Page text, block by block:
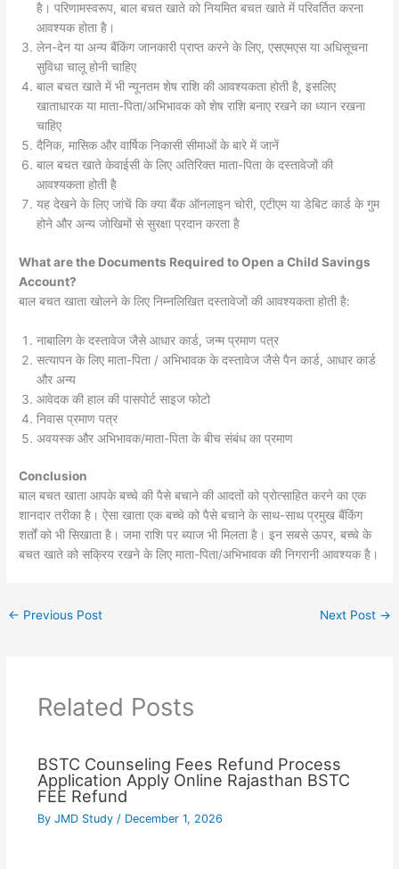
है। परिणामस्वरूप, बाल बचत खाते को नियमित बचत खाते में परिवर्तित करना
आवश्यक होता है।
लेन-देन या अन्य बैंकिंग जानकारी प्राप्त करने के लिए, एसएमएस या अधिसूचना
सुविधा चालू होनी चाहिए
बाल बचत खाते में भी न्यूनतम शेष राशि की आवश्यकता होती है, इसलिए
खाताधारक या माता-पिता/अभिभावक को शेष राशि बनाए रखने का ध्यान रखना
चाहिए
दैनिक, मासिक और वार्षिक निकासी सीमाओं के बारे में जानें
बाल बचत खाते केवाईसी के लिए अतिरिक्त माता-पिता के दस्तावेजों की
आवश्यकता होती है
यह देखने के लिए जांचें कि क्या बैंक ऑनलाइन चोरी, एटीएम या डेबिट कार्ड के गुम
होने और अन्य जोखिमों से सुरक्षा प्रदान करता है
What are the Documents Required to Open a Child Savings
Account?
बाल बचत खाता खोलने के लिए निम्नलिखित दस्तावेजों की आवश्यकता होती है:
नाबालिग के दस्तावेज जैसे आधार कार्ड, जन्म प्रमाण पत्र
सत्यापन के लिए माता-पिता / अभिभावक के दस्तावेज जैसे पैन कार्ड, आधार कार्ड
और अन्य
आवेदक की हाल की पासपोर्ट साइज फोटो
निवास प्रमाण पत्र
अवयस्क और अभिभावक/माता-पिता के बीच संबंध का प्रमाण
Conclusion
बाल बचत खाता आपके बच्चे की पैसे बचाने की आदतों को प्रोत्साहित करने का एक
शानदार तरीका है। ऐसा खाता एक बच्चे को पैसे बचाने के साथ-साथ प्रमुख बैंकिंग
शर्तों को भी सिखाता है। जमा राशि पर ब्याज भी मिलता है। इन सबसे ऊपर, बच्चे के
बचत खाते को सक्रिय रखने के लिए माता-पिता/अभिभावक की निगरानी आवश्यक है।
← Previous Post Next Post →
Related Posts
BSTC Counseling Fees Refund Process
Application Apply Online Rajasthan BSTC
FEE Refund
By JMD Study / December 1, 2026